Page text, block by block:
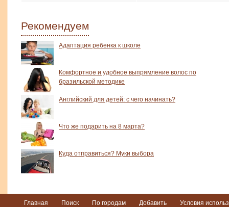
Рекомендуем
Адаптация ребенка к школе
Комфортное и удобное выпрямление волос по
бразильской методике
Английский для детей: с чего начинать?
Что же подарить на 8 марта?
Куда отправиться? Муки выбора
Главная Поиск По городам Добавить Условия